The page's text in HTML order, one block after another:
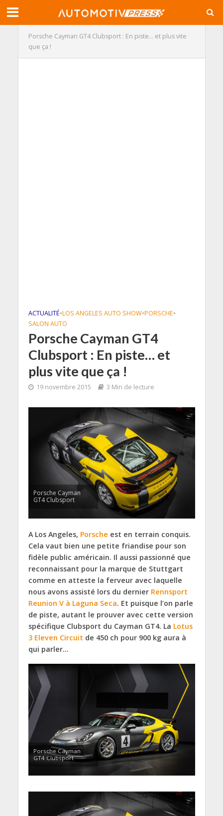
Porsche Cayman GT4 Clubsport : En piste… et plus vite
que ça !
ACTUALITÉ•LOS ANGELES AUTO SHOW•PORSCHE•
SALON AUTO
Porsche Cayman GT4
Clubsport : En piste… et
plus vite que ça !
19 novembre 2015 3 Min de lecture
Porsche Cayman
GT4 Clubsport
A Los Angeles, Porsche est en terrain conquis.
Cela vaut bien une petite friandise pour son
fidèle public américain. Il aussi passionné que
reconnaissant pour la marque de Stuttgart
comme en atteste la ferveur avec laquelle
nous avons assisté lors du dernier Rennsport
Reunion V à Laguna Seca. Et puisque l’on parle
de piste, autant le prouver avec cette version
spécifique Clubsport du Cayman GT4. La Lotus
3 Eleven Circuit de 450 ch pour 900 kg aura à
qui parler…
Porsche Cayman
GT4 Clubsport